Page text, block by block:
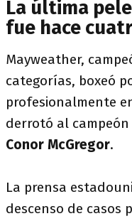
La última
fue hace
Mayweather,
categorías, boxeó
profesionalmente
derrotó al
Conor McGregor.
La prensa
descenso de casos